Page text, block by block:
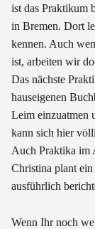
ist das Praktikum
in Bremen. Dort
kennen. Auch
ist, arbeiten wir
Das nächste
hauseigenen
Leim einzuatmen
kann sich hier
Auch Praktika im
Christina plant
ausführlich
Wenn Ihr noch